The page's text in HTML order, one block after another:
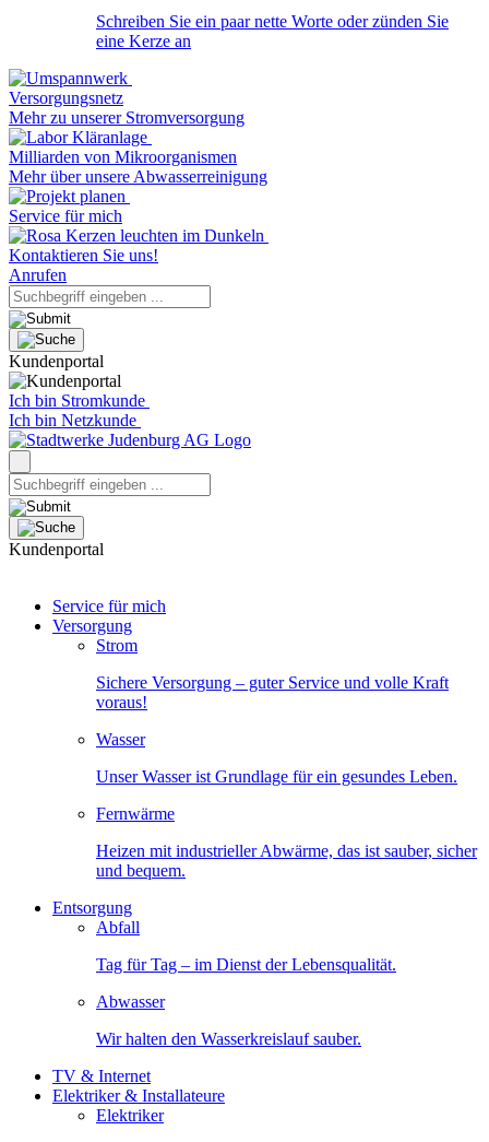
Schreiben Sie ein paar nette Worte oder zünden Sie
eine Kerze an
Versorgungsnetz
Mehr zu unserer Stromversorgung
Milliarden von Mikroorganismen
Mehr über unsere Abwasserreinigung
Service für mich
Kontaktieren Sie uns!
Anrufen
Kundenportal
Ich bin Stromkunde
Ich bin Netzkunde
Kundenportal
Service für mich
Versorgung
Strom
Sichere Versorgung – guter Service und volle Kraft
voraus!
Wasser
Unser Wasser ist Grundlage für ein gesundes Leben.
Fernwärme
Heizen mit industrieller Abwärme, das ist sauber, sicher
und bequem.
Entsorgung
Abfall
Tag für Tag – im Dienst der Lebensqualität.
Abwasser
Wir halten den Wasserkreislauf sauber.
TV & Internet
Elektriker & Installateure
Elektriker